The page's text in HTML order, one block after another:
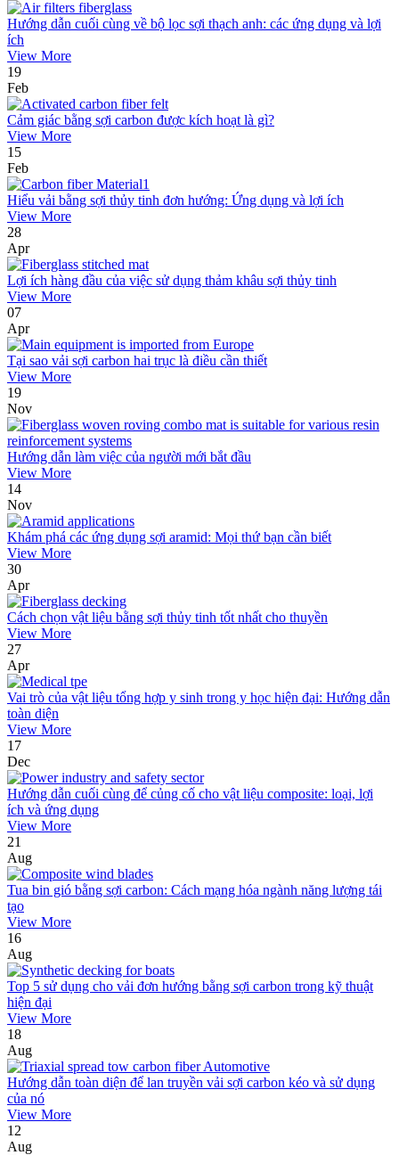
Hướng dẫn cuối cùng về bộ lọc sợi thạch anh: các ứng dụng và lợi
ích
View More
19
Feb
Cảm giác bằng sợi carbon được kích hoạt là gì?
View More
15
Feb
Hiểu vải bằng sợi thủy tinh đơn hướng: Ứng dụng và lợi ích
View More
28
Apr
Lợi ích hàng đầu của việc sử dụng thảm khâu sợi thủy tinh
View More
07
Apr
Tại sao vải sợi carbon hai trục là điều cần thiết
View More
19
Nov
Hướng dẫn làm việc của người mới bắt đầu
View More
14
Nov
Khám phá các ứng dụng sợi aramid: Mọi thứ bạn cần biết
View More
30
Apr
Cách chọn vật liệu bằng sợi thủy tinh tốt nhất cho thuyền
View More
27
Apr
Vai trò của vật liệu tổng hợp y sinh trong y học hiện đại: Hướng dẫn
toàn diện
View More
17
Dec
Hướng dẫn cuối cùng để củng cố cho vật liệu composite: loại, lợi
ích và ứng dụng
View More
21
Aug
Tua bin gió bằng sợi carbon: Cách mạng hóa ngành năng lượng tái
tạo
View More
16
Aug
Top 5 sử dụng cho vải đơn hướng bằng sợi carbon trong kỹ thuật
hiện đại
View More
18
Aug
Hướng dẫn toàn diện để lan truyền vải sợi carbon kéo và sử dụng
của nó
View More
12
Aug